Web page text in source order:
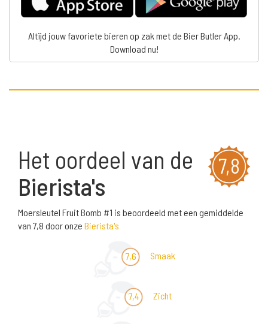
Altijd jouw favoriete bieren op zak met de Bier Butler App.
Download nu!
7,8
Het oordeel van de
Bierista's
Moersleutel Fruit Bomb #1 is beoordeeld met een gemiddelde
van 7,8 door onze Bierista's
7,6 Smaak
7,4 Zicht